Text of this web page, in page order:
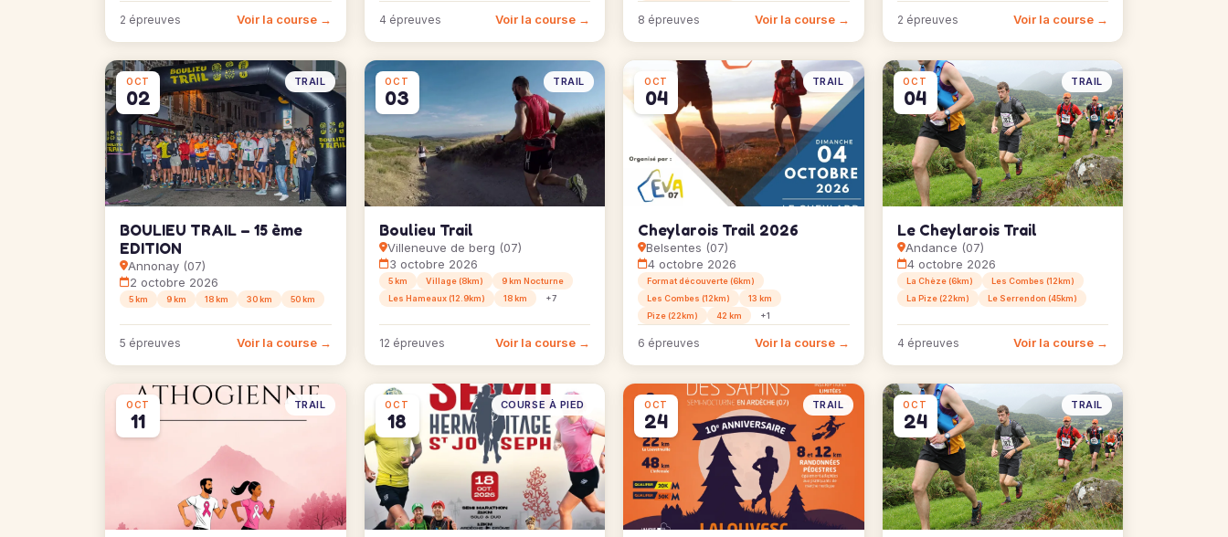
2 épreuves Voir la course → 4 épreuves Voir la course → 8 épreuves Voir la course → 2 épreuves Voir la course →
OCT
02
TRAIL
BOULIEU TRAIL – 15 ème
EDITION
Annonay (07)
2 octobre 2026
5 km 9 km 18 km 30 km 50 km
5 épreuves Voir la course →
OCT
03
TRAIL
Boulieu Trail
Villeneuve de berg (07)
3 octobre 2026
5 km Village (8km)
9 km Nocturne
Les Hameaux (12.9km)
18 km +7
12 épreuves Voir la course →
OCT
04
TRAIL
Cheylarois Trail 2026
Belsentes (07)
4 octobre 2026
Format découverte (6km)
Les Combes (12km)
13 km
Pize (22km)
42 km +1
6 épreuves Voir la course →
OCT
04
TRAIL
Le Cheylarois Trail
Andance (07)
4 octobre 2026
La Chèze (6km)
Les Combes (12km)
La Pize (22km)
Le Serrendon (45km)
4 épreuves Voir la course →
OCT
11
TRAIL OCT
18
COURSE À PIED OCT
24
TRAIL OCT
24
TRAIL